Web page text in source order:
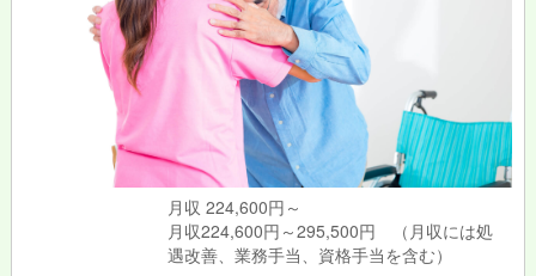
月収 224,600円～
月収224,600円～295,500円 （月収には処
遇改善、業務手当、資格手当を含む）